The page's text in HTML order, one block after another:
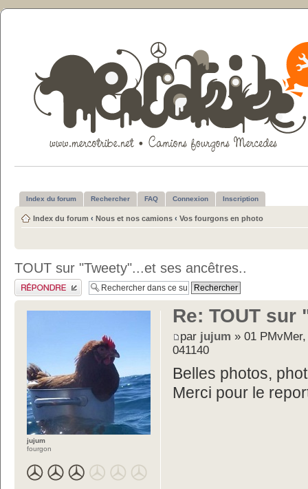
Index du forum Rechercher FAQ Connexion Inscription
Index du forum ‹ Nous et nos camions ‹ Vos fourgons en photo
TOUT sur "Tweety"...et ses ancêtres..
Publier une réponse
Re: TOUT sur
par jujum » 01
041140
Belles photos,
Merci pour le
jujum
fourgon